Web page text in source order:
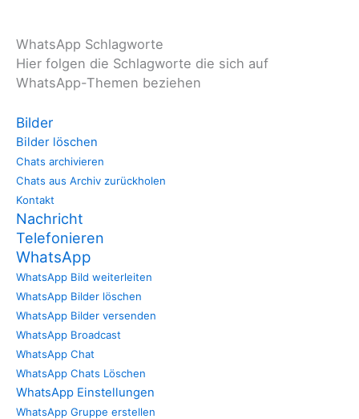
WhatsApp Schlagworte
Hier folgen die Schlagworte die sich auf
WhatsApp-Themen beziehen
Bilder
Bilder löschen
Chats archivieren
Chats aus Archiv zurückholen
Kontakt
Nachricht
Telefonieren
WhatsApp
WhatsApp Bild weiterleiten
WhatsApp Bilder löschen
WhatsApp Bilder versenden
WhatsApp Broadcast
WhatsApp Chat
WhatsApp Chats Löschen
WhatsApp Einstellungen
WhatsApp Gruppe erstellen